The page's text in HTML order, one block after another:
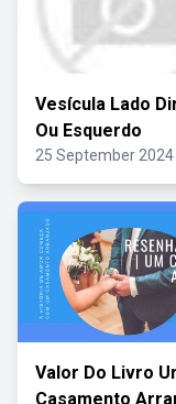
Vesícula Lado
Ou Esquerdo
25 September 2024
Valor Do Livro
Casamento